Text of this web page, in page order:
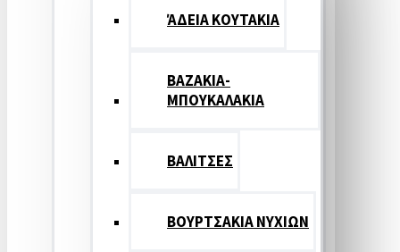
ΆΔΕΙΑ ΚΟΥΤΑΚΙΑ
ΒΑΖΑΚΙΑ-
ΜΠΟΥΚΑΛΑΚΙΑ
ΒΑΛΙΤΣΕΣ
ΒΟΥΡΤΣΑΚΙΑ ΝΥΧΙΩΝ